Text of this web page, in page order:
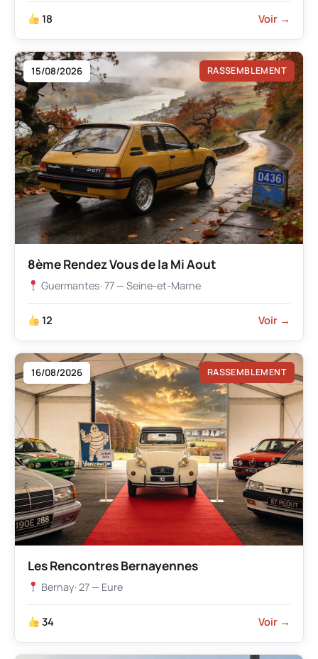
18 Voir →
15/08/2026 RASSEMBLEMENT
8ème Rendez Vous de la Mi Aout
Guermantes· 77 — Seine-et-Marne
12 Voir →
16/08/2026 RASSEMBLEMENT
Les Rencontres Bernayennes
Bernay· 27 — Eure
34 Voir →